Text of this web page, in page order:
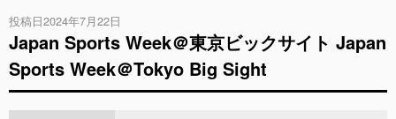
投稿日2024年7月22日
Japan Sports Week＠東京ビックサイト Japan
Sports Week＠Tokyo Big Sight